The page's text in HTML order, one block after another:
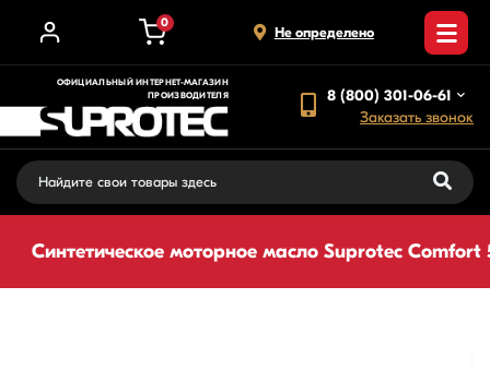
0
Не определено
ОФИЦИАЛЬНЫЙ ИНТЕРНЕТ-МАГАЗИН
ПРОИЗВОДИТЕЛЯ
8 (800) 301-06-61
Заказать звонок
Синтетическое моторное масло Suprotec Comfort